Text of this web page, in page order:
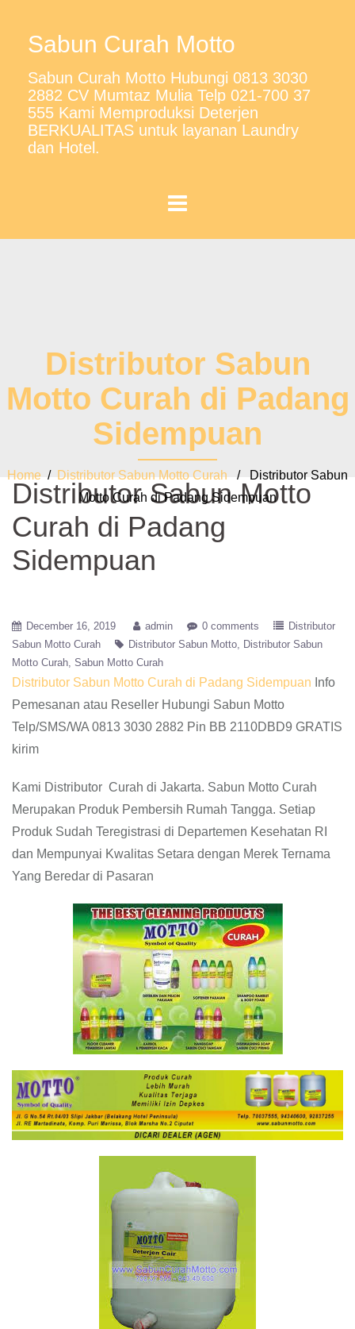
Sabun Curah Motto
Sabun Curah Motto Hubungi 0813 3030
2882 CV Mumtaz Mulia Telp 021-700 37
555 Kami Memproduksi Deterjen
BERKUALITAS untuk layanan Laundry
dan Hotel.
Distributor Sabun
Motto Curah di Padang
Sidempuan
Home / Distributor Sabun Motto Curah / Distributor Sabun
Motto Curah di Padang Sidempuan
Distributor Sabun Motto
Curah di Padang
Sidempuan
December 16, 2019 admin 0 comments
Distributor
Sabun Motto Curah
Distributor Sabun Motto
Distributor Sabun
Motto Curah Sabun Motto Curah
Distributor Sabun Motto Curah di Padang Sidempuan Info
Pemesanan atau Reseller Hubungi Sabun Motto
Telp/SMS/WA 0813 3030 2882 Pin BB 2110DBD9 GRATIS
kirim
Kami Distributor Curah di Jakarta. Sabun Motto Curah
Merupakan Produk Pembersih Rumah Tangga. Setiap
Produk Sudah Teregistrasi di Departemen Kesehatan RI
dan Mempunyai Kwalitas Setara dengan Merek Ternama
Yang Beredar di Pasaran